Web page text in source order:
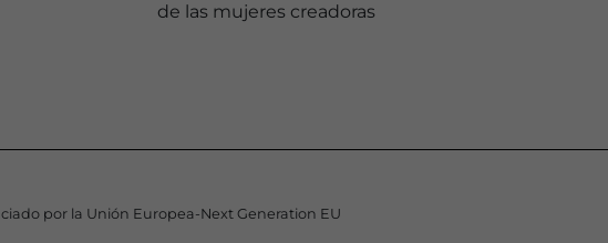
de las mujeres creadoras
por la Unión Europea-Next Generation EU